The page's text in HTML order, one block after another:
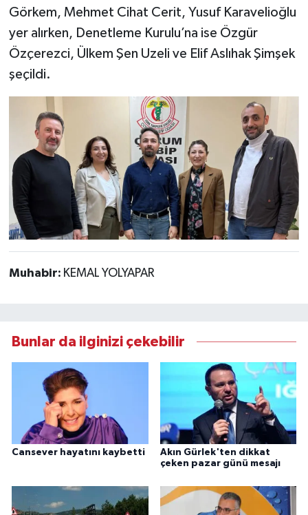
Görkem, Mehmet Cihat Cerit, Yusuf Karavelioğlu
yer alırken, Denetleme Kurulu’na ise Özgür
Özçerezci, Ülkem Şen Uzeli ve Elif Aslıhak Şimşek
şeçildi.
Muhabir: KEMAL YOLYAPAR
Bunlar da ilginizi çekebilir
Cansever hayatını kaybetti
Akın Gürlek'ten dikkat
çeken pazar günü mesajı